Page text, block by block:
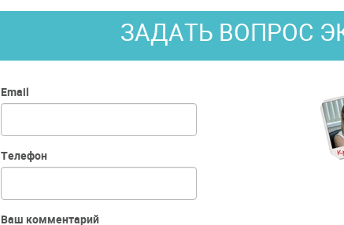
ЗАДАТЬ ВОПРОС
Email
Телефон
Ваш комментарий